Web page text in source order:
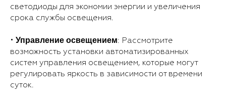
светодиоды для экономии энергии и увеличения
срока службы освещения.
• Управление освещением: Рассмотрите
возможность установки автоматизированных
систем управления освещением, которые могут
регулировать яркость в зависимости от времени
суток.